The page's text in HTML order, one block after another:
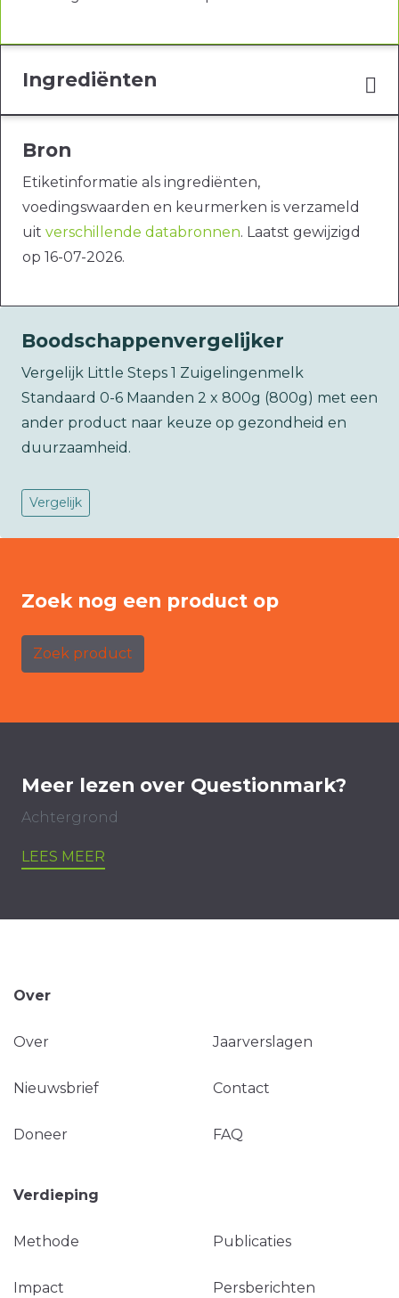
Ingrediënten
Bron
Etiketinformatie als ingrediënten,
voedingswaarden en keurmerken is verzameld
uit verschillende databronnen. Laatst gewijzigd
op 16-07-2026.
Boodschappenvergelijker
Vergelijk Little Steps 1 Zuigelingenmelk
Standaard 0-6 Maanden 2 x 800g (800g) met een
ander product naar keuze op gezondheid en
duurzaamheid.
Vergelijk
Zoek nog een product op
Zoek product
Meer lezen over Questionmark?
Achtergrond
LEES MEER
Over
Over Jaarverslagen
Nieuwsbrief Contact
Doneer FAQ
Verdieping
Methode Publicaties
Impact Persberichten